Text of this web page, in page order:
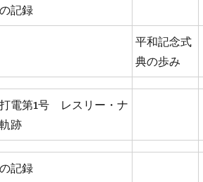
記録
平和記念式
典の歩み
電第1号 レスリー・ナ
跡
記録